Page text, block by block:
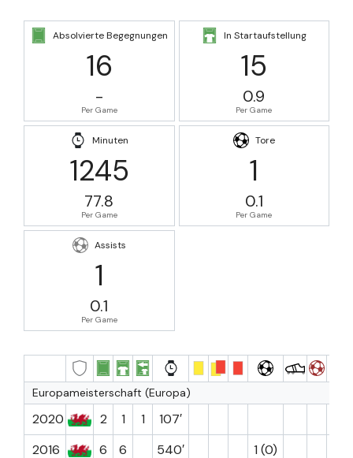
Absolvierte Begegnungen
16
-
Per Game
In Startaufstellung
15
0.9
Per Game
Minuten
1245
77.8
Per Game
Tore
1
0.1
Per Game
Assists
1
0.1
Per Game
Europameisterschaft (Europa)
2020 2 1 1 107′
2016 6 6 540′ 1 (0)